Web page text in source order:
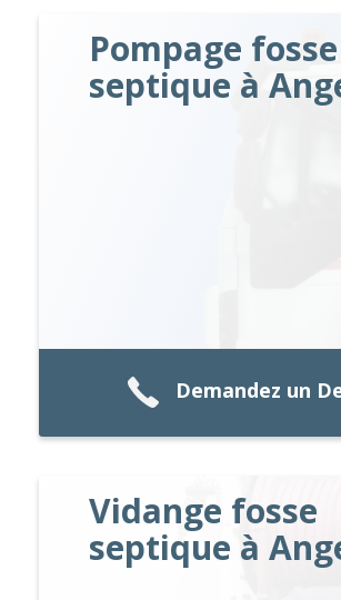
Pompage fosse
septique à
Demandez un
Vidange fosse
septique à